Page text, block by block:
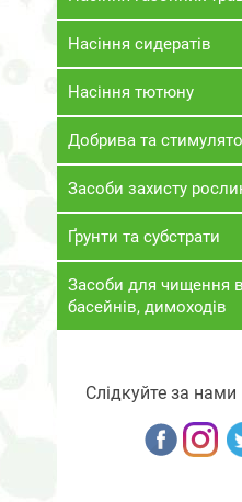
Насіння сидератів
Насіння тютюну
Добрива та
Засоби захисту
Ґрунти та субстрати
Засоби для чищення
басейнів, димоходів
Слідкуйте за